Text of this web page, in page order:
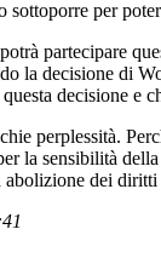
sottoporre per
partecipare
la decisione di
decisione e
perplessità.
la sensibilità
abolizione dei